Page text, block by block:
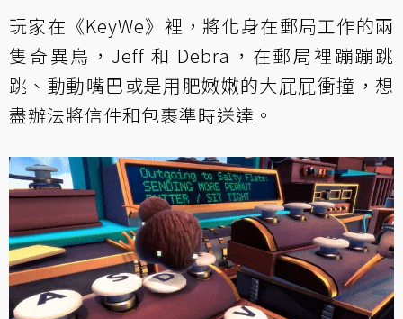
玩家在《KeyWe》裡，將化身在郵局工作的兩
隻奇異鳥，Jeff 和 Debra，在郵局裡蹦蹦跳
跳、動動嘴巴或是用肥嫩嫩的大屁屁衝撞，想
盡辦法將信件和包裹準時送達。